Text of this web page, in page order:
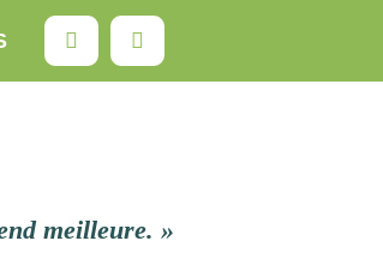
Rechercher
meilleure. »